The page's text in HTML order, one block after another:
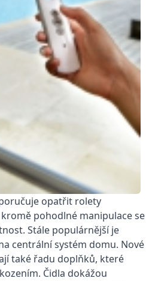
opatřit rolety
pohodlné manipulace se
Stále populárnější je
centrální systém domu. Nové
také řadu doplňků, které
Čidla dokážou